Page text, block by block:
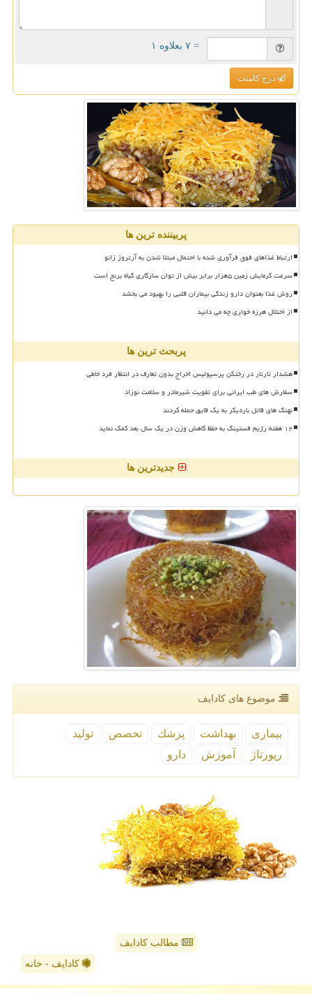
= ۷ بعلاوه ۱
درج کامنت
پربیننده ترین ها
ارتباط غذاهای فوق فرآوری شده با احتمال مبتلا شدن به آرتروز زانو
سرعت گرمایش زمین ۵هزار برابر بیش از توان سازگاری گیاه برنج است
روش غذا بعنوان دارو زندگی بیماران قلبی را بهبود می بخشد
از اختلال هرزه خواری چه می دانید
پربحث ترین ها
هشدار تارتار در رختکن پرسپولیس اخراج بدون تعارف در انتظار فرد خاطی
سفارش های طب ایرانی برای تقویت شیرمادر و سلامت نوزاد
نهنگ های قاتل باردیگر به یک قایق حمله کردند
۱۲ هفته رژیم فستینگ به حفظ کاهش وزن در یک سال بعد کمک نماید
جدیدترین ها
موضوع های كادایف
بیماری بهداشت پزشك تخصص
تولید
رپورتاژ
آموزش دارو
مطالب کادایف
کادایف - خانه